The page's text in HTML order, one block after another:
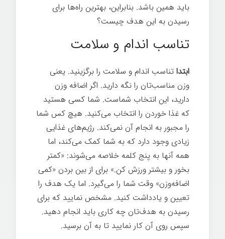
باید همین باشد. بنابراین، بهترین راه‌ها برای
رسیدن به این هدف چیست؟
تناسب اندام و سلامت
ابتدا تناسب اندام و سلامت را برگزینید. یعنی
وزن مناسب‌تان را نگه دارید. اگر اضافه وزن
دارید، این انتخاب شماست. شما کسی هستید
که غذا خوردن را انتخاب می‌کنید. هیچ کس شما
را مجبور به انجام آن نمی‌کند. رژیم‌های غذایی
زیادی وجود دارد که به شما کمک می‌کند، اما
همه آنها به پنج کلمه خلاصه می‌شوند: «کمتر
بخور و بیشتر ورزش کن.» برای از بین بردن «کمی
اضافه‌وزن» وقت شما را می‌گیرد. اما یک هدف را
تعیین و یادداشت کنيد. مشخص نمایید که برای
رسیدن به هدف‌تان چه کاری باید انجام دهید.
سپس روی آن کار نماييد تا به آن برسید.